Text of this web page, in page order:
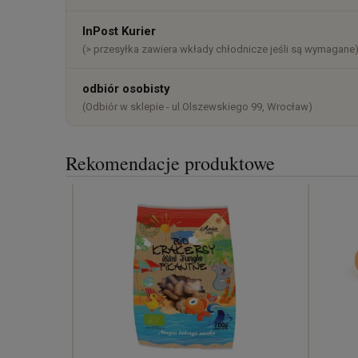
InPost Kurier
(> przesyłka zawiera wkłady chłodnicze jeśli są wymagane)
odbiór osobisty
(Odbiór w sklepie - ul.Olszewskiego 99, Wrocław)
Rekomendacje produktowe